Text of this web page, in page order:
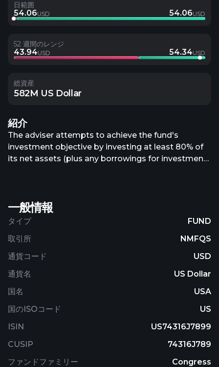
日範囲
54.06USD 54.06USD
52 週間のレンジ
43.94USD 54.34USD
総資産
582M US Dollar
紹介
The adviser attempts to achieve the fund's
investment objective by investing at least 80% of
its net assets (plus any borrowings for investment
market capitalization, at the time of purchase, are
consistent with the market capitalizations of
一般情報
タイプ
FUND
取引所
NMFQS
通貨コード
USD
通貨名
US Dollar
国名
USA
国のISOコード
US
ISIN
US74316J7899
CUSIP
74316J789
ファンドファミリー
Congress